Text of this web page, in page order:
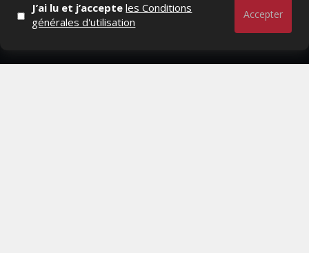
J’ai lu et j’accepteles Conditions
générales d'utilisation
Accepter
RESTER CONNECTÉ